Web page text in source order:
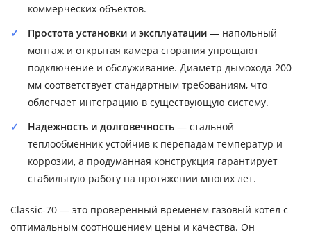
коммерческих объектов.
Простота установки и эксплуатации — напольный
монтаж и открытая камера сгорания упрощают
подключение и обслуживание. Диаметр дымохода 200
мм соответствует стандартным требованиям, что
облегчает интеграцию в существующую систему.
Надежность и долговечность — стальной
теплообменник устойчив к перепадам температур и
коррозии, а продуманная конструкция гарантирует
стабильную работу на протяжении многих лет.
Classic-70 — это проверенный временем газовый котел с
оптимальным соотношением цены и качества. Он